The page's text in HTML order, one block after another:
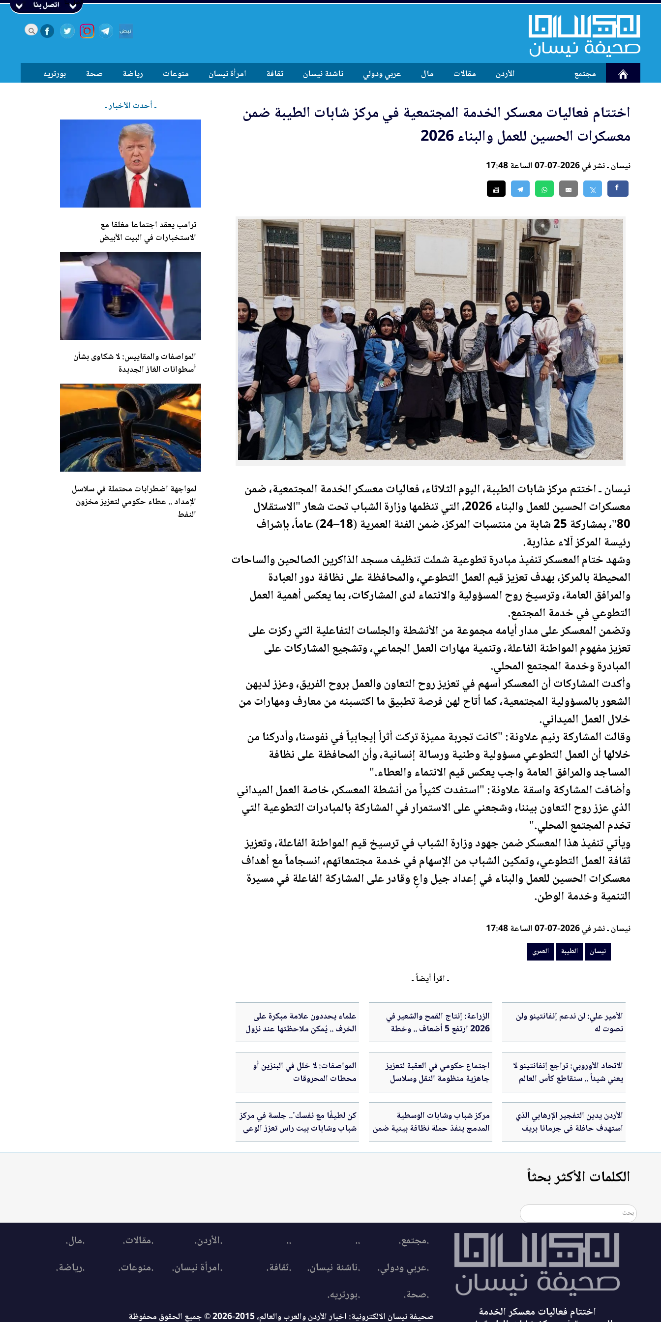
اتصل بنا
مجتمع الأردن مقالات مال عربي ودولي ناشئة نيسان ثقافة امرأة نيسان منوعات رياضة صحة بورتريه
اختتام فعاليات معسكر الخدمة المجتمعية في مركز شابات الطيبة ضمن
معسكرات الحسين للعمل والبناء 2026
نيسان ـ نشر في 2026-07-07 الساعة 17:48
نيسان ـ اختتم مركز شاباتالطيبة، اليوم الثلاثاء، فعاليات معسكر الخدمة المجتمعية، ضمن
معسكرات الحسين للعمل والبناء 2026، التي تنظمها وزارة الشباب تحت شعار "الاستقلال
80"، بمشاركة 25 شابة من منتسبات المركز، ضمن الفئة
العمري
ة (18–24) عاماً، بإشراف
رئيسة المركز آلاء عذاربة.
وشهد ختام المعسكر تنفيذ مبادرة تطوعية شملت تنظيف مسجد الذاكرين الصالحين والساحات
المحيطة بالمركز، بهدف تعزيز قيم العمل التطوعي، والمحافظة على نظافة دور العبادة
والمرافق العامة، وترسيخ روح المسؤولية والانتماء لدى المشاركات، بما يعكس أهمية العمل
التطوعي في خدمة المجتمع.
وتضمن المعسكر على مدار أيامه مجموعة من الأنشطة والجلسات التفاعلية التي ركزت على
تعزيز مفهوم المواطنة الفاعلة، وتنمية مهارات العمل الجماعي، وتشجيع المشاركات على
المبادرة وخدمة المجتمع المحلي.
وأكدت المشاركات أن المعسكر أسهم في تعزيز روح التعاون والعمل بروح الفريق، وعزز لديهن
الشعور بالمسؤولية المجتمعية، كما أتاح لهن فرصة تطبيق ما اكتسبنه من معارف ومهارات من
خلال العمل الميداني.
وقالت المشاركة رنيم علاونة: "كانت تجربة مميزة تركت أثراً إيجابياً في نفوسنا، وأدركنا من
خلالها أن العمل التطوعي مسؤولية وطنية ورسالة إنسانية، وأن المحافظة على نظافة
المساجد والمرافق العامة واجب يعكس قيم الانتماء والعطاء."
وأضافت المشاركة واسقة علاونة: "استفدت كثيراً من أنشطة المعسكر، خاصة العمل الميداني
الذي عزز روح التعاون بيننا، وشجعني على الاستمرار في المشاركة بالمبادرات التطوعية التي
تخدم المجتمع المحلي."
ويأتي تنفيذ هذا المعسكر ضمن جهود وزارة الشباب في ترسيخ قيم المواطنة الفاعلة، وتعزيز
ثقافة العمل التطوعي، وتمكين الشباب من الإسهام في خدمة مجتمعاتهم، انسجاماً مع أهداف
معسكرات الحسين للعمل والبناء في إعداد جيل واعٍ وقادر على المشاركة الفاعلة في مسيرة
التنمية وخدمة الوطن.
نيسان ـ نشر في 2026-07-07 الساعة 17:48
نيسان الطيبة العمري
ـ اقرأ أيضاً ـ
الأمير علي: لن ندعم إنفانتينو ولن
نصوت له
الزراعة: إنتاج القمح والشعير في
2026 ارتفع 5 أضعاف .. وخطة
لتعزيز الأمن الغذائي
علماء يحددون علامة مبكرة على
الخرف .. يُمكن ملاحظتها عند نزول
السلالم
الاتحاد الأوروبي: تراجع إنفانتينو لا
يعني شيئاً .. سنقاطع كأس العالم
اجتماع حكومي في العقبة لتعزيز
جاهزية منظومة النقل وسلاسل
التوريد
المواصفات: لا خلل في البنزين أو
محطات المحروقات
الأردن يدين التفجير الإرهابي الذي
استهدف حافلة في جرمانا بريف
دمشق
مركز شباب وشابات الوسطية
المدمج ينفذ حملة نظافة بيئية ضمن
الاستراتيجية الوطنية للنظافة
كن لطيفًا مع نفسك'.. جلسة في مركز
شباب وشابات بيت راس تعزز الوعي
بالصحة النفسية لدى الشباب في
برنامج عقول صحية
ـ أحدث الأخبار ـ
ترامب يعقد اجتماعا مغلقا مع
الاستخبارات في البيت الأبيض
المواصفات والمقاييس: لا شكاوى بشأن
أسطوانات الغازالجديدة
لمواجهة اضطرابات محتملة في سلاسل
الإمداد .. عطاء حكومي لتعزيز مخزون
النفط
الكلمات الأكثر بحثاً
اختتام فعاليات معسكر الخدمة
.مجتمع. ..
.. .الأردن. .مقالات.
.مال.
.عربي ودولي.
.ناشئة نيسان. .ثقافة. .امرأة نيسان. .منوعات.
.رياضة.
.صحة.
.بورتريه.
صحيفة نيسان الالكترونية: اخبار الأردن والعرب والعالم، 2015-2026 © جميع الحقوق محفوظة